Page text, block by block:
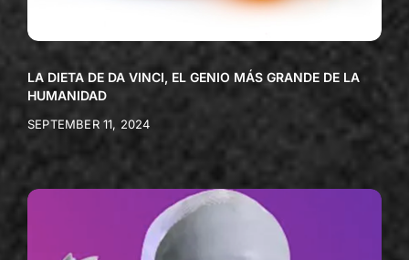
LA DIETA DE DA VINCI, EL GENIO MÁS GRANDE DE LA
HUMANIDAD
SEPTEMBER 11, 2024